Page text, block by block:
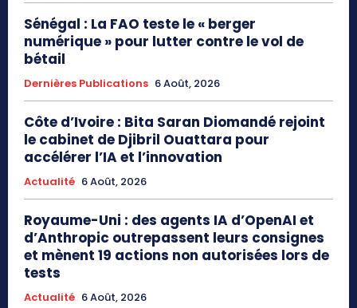
Sénégal : La FAO teste le « berger
numérique » pour lutter contre le vol de
bétail
Dernières Publications 6 Août, 2026
Côte d’Ivoire : Bita Saran Diomandé rejoint
le cabinet de Djibril Ouattara pour
accélérer l’IA et l’innovation
Actualité 6 Août, 2026
Royaume-Uni : des agents IA d’OpenAI et
d’Anthropic outrepassent leurs consignes
et mènent 19 actions non autorisées lors de
tests
Actualité 6 Août, 2026